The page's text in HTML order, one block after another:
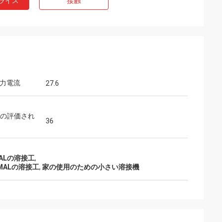
電流 27.6
評価され
36
の溶接工,
の溶接工, 家の使用のための小さい溶接機